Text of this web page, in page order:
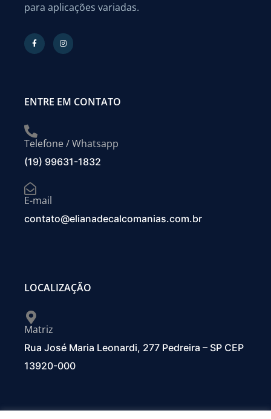
para aplicações variadas.
ENTRE EM CONTATO
Telefone / Whatsapp
(19) 99631-1832
E-mail
contato@elianadecalcomanias.com.br
LOCALIZAÇÃO
Matriz
Rua José Maria Leonardi, 277 Pedreira – SP CEP
13920-000